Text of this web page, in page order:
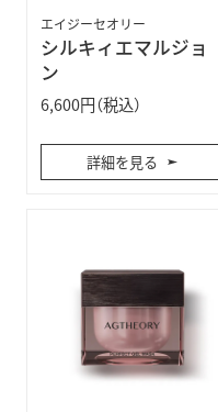
エイジーセオリー
シルキィエマルジョ
ン
6,600円（税込）
詳細を見る